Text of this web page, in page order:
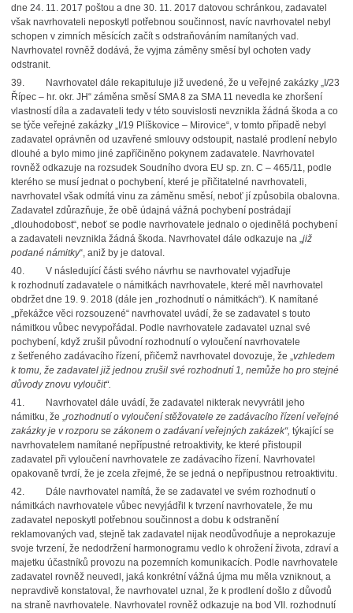
dne 24. 11. 2017 poštou a dne 30. 11. 2017 datovou schránkou, zadavatel
však navrhovateli neposkytl potřebnou součinnost, navíc navrhovatel nebyl
schopen v zimních měsících začít s odstraňováním namítaných vad.
Navrhovatel rovněž dodává, že vyjma záměny směsí byl ochoten vady
odstranit.
39.
Navrhovatel dále rekapituluje již uvedené, že u veřejné zakázky „I/23
Řípec – hr. okr. JH“ záměna směsí SMA 8 za SMA 11 nevedla ke zhoršení
vlastností díla a zadavateli tedy v této souvislosti nevznikla žádná škoda a co
se týče veřejné zakázky „I/19 Plíškovice – Mirovice“, v tomto případě nebyl
zadavatel oprávněn od uzavřené smlouvy odstoupit, nastalé prodlení nebylo
dlouhé a bylo mimo jiné zapříčiněno pokynem zadavatele. Navrhovatel
rovněž odkazuje na rozsudek Soudního dvora EU sp. zn. C – 465/11, podle
kterého se musí jednat o pochybení, které je přičitatelné navrhovateli,
navrhovatel však odmítá vinu za záměnu směsí, neboť jí způsobila obalovna.
Zadavatel zdůrazňuje, že obě údajná vážná pochybení postrádají
„dlouhodobost“, neboť se podle navrhovatele jednalo o ojedinělá pochybení
a zadavateli nevznikla žádná škoda. Navrhovatel dále odkazuje na „již
podané námitky“, aniž by je datoval.
40.
V následující části svého návrhu se navrhovatel vyjadřuje
k rozhodnutí zadavatele o námitkách navrhovatele, které měl navrhovatel
obdržet dne 19. 9. 2018 (dále jen „rozhodnutí o námitkách“). K namítané
„překážce věci rozsouzené“ navrhovatel uvádí, že se zadavatel s touto
námitkou vůbec nevypořádal. Podle navrhovatele zadavatel uznal své
pochybení, když zrušil původní rozhodnutí o vyloučení navrhovatele
z šetřeného zadávacího řízení, přičemž navrhovatel dovozuje, že „vzhledem
k tomu, že zadavatel již jednou zrušil své rozhodnutí 1, nemůže ho pro stejné
důvody znovu vyloučit“.
41.
Navrhovatel dále uvádí, že zadavatel nikterak nevyvrátil jeho
námitku, že „rozhodnutí o vyloučení stěžovatele ze zadávacího řízení veřejné
zakázky je v rozporu se zákonem o zadávaní veřejných zakázek“, týkající se
navrhovatelem namítané nepřípustné retroaktivity, ke které přistoupil
zadavatel při vyloučení navrhovatele ze zadávacího řízení. Navrhovatel
opakovaně tvrdí, že je zcela zřejmé, že se jedná o nepřípustnou retroaktivitu.
42.
Dále navrhovatel namítá, že se zadavatel ve svém rozhodnutí o
námitkách navrhovatele vůbec nevyjádřil k tvrzení navrhovatele, že mu
zadavatel neposkytl potřebnou součinnost a dobu k odstranění
reklamovaných vad, stejně tak zadavatel nijak neodůvodňuje a neprokazuje
svoje tvrzení, že nedodržení harmonogramu vedlo k ohrožení života, zdraví a
majetku účastníků provozu na pozemních komunikacích. Podle navrhovatele
zadavatel rovněž neuvedl, jaká konkrétní vážná újma mu měla vzniknout, a
nepravdivě konstatoval, že navrhovatel uznal, že k prodlení došlo z důvodů
na straně navrhovatele. Navrhovatel rovněž odkazuje na bod VII. rozhodnutí